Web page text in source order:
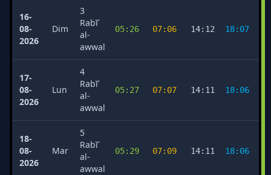
16-
08-
2026
Dim
3
Rabīʿ
al-
awwal
05:26 07:06 14:12 18:07
17-
08-
2026
Lun
4
Rabīʿ
al-
awwal
05:27 07:07 14:11 18:06
18-
08-
2026
Mar
5
Rabīʿ
al-
awwal
05:29 07:09 14:11 18:06